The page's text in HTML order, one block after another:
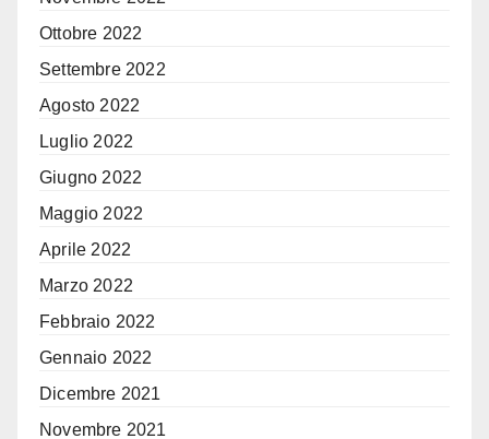
Ottobre 2022
Settembre 2022
Agosto 2022
Luglio 2022
Giugno 2022
Maggio 2022
Aprile 2022
Marzo 2022
Febbraio 2022
Gennaio 2022
Dicembre 2021
Novembre 2021